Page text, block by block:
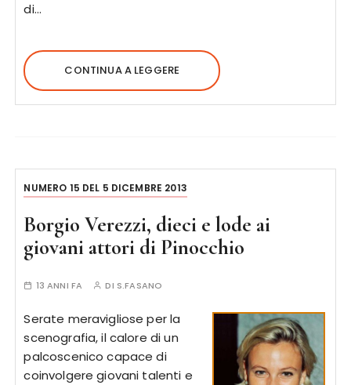
di…
CONTINUA A LEGGERE
NUMERO 15 DEL 5 DICEMBRE 2013
Borgio Verezzi, dieci e lode ai
giovani attori di Pinocchio
13 ANNI FA DI S.FASANO
Serate meravigliose per la
scenografia, il calore di un
palcoscenico capace di
coinvolgere giovani talenti e